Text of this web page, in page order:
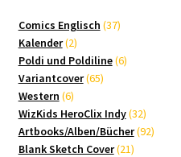
Comics Englisch 3737
Kalender 22
Produkte
Poldi und Poldiline 66
Variantcover 6565
Western 66
Produkte
WizKids HeroClix Indy 3232
Produkte
Artbooks/Alben/Bücher 9292
Blank Sketch Cover 2121